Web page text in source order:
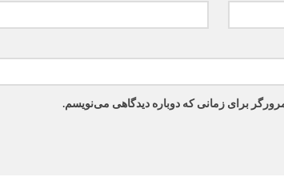
برای زمانی که دوباره دیدگاهی می‌نویسم.